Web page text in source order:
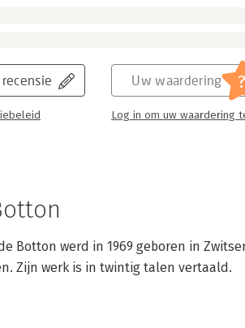
Uw waardering ?
Log in om uw waardering
Botton werd in 1969 geboren in
Zijn werk is in twintig talen vertaald.